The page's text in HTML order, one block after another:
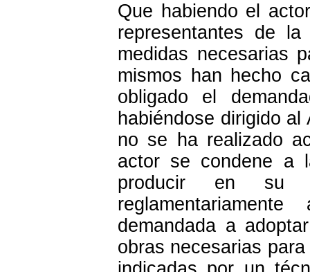
Que habiendo el
representantes de
medidas necesarias
mismos han hecho
obligado el
habiéndose dirigido
no se ha realizado
actor se condene a
producir en su
demandada a
obras necesarias